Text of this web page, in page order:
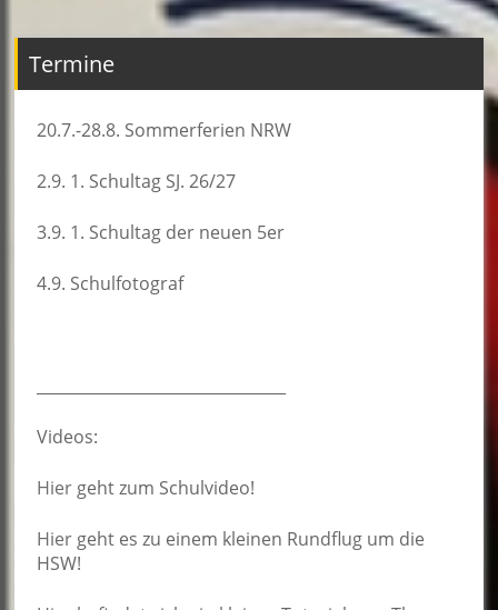
Termine
20.7.-28.8. Sommerferien NRW
2.9. 1. Schultag SJ. 26/27
3.9. 1. Schultag der neuen 5er
4.9. Schulfotograf
Videos:
Hier geht zum Schulvideo!
Hier geht es zu einem kleinen Rundflug um die
HSW!